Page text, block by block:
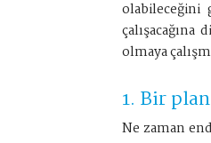
olabileceğini
olmaya
1. Bir
Ne zaman